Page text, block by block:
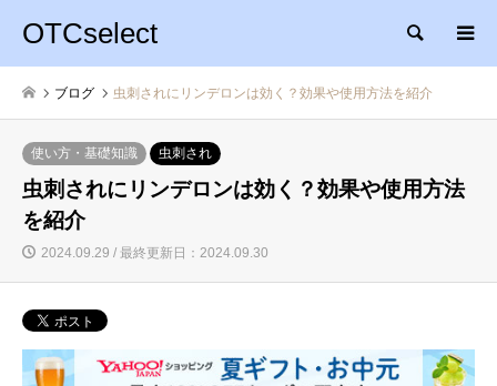
OTCselect 検索
ブログ 虫刺されにリンデロンは効く？効果や使用方法を紹介
使い方・基礎知識 虫刺され
虫刺されにリンデロンは効く？効果や使用方法
を紹介
2024.09.29 / 最終更新日：2024.09.30